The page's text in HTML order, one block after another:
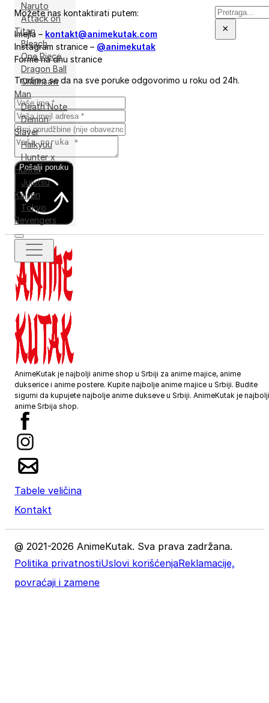
Naruto
Attack on
Titan
Bleach
One Piece
Dragon Ball
Chainsaw
Man
Death Note
Demon
Slayer
Haikyuu
Hunter x
Hunter
Jujutsu
Kaisen
Tokyo
Revengers
Pretraga
×
Možete nas kontaktirati putem:
Imejla – kontakt@animekutak.com
Instagram stranice – @animekutak
Forme na dnu stranice
Trudimo se da na sve poruke odgovorimo u roku od 24h.
Pošalji poruku
AnimeKutak je najbolji anime shop u Srbiji za anime majice, anime
dukserice i anime postere. Kupite najbolje anime majice u Srbiji. Budite
sigurni da kupujete najbolje anime dukseve u Srbiji. AnimeKutak je najbolji
anime Srbija shop.
Tabele veličina
Kontakt
@ 2021-2026 AnimeKutak. Sva prava zadržana.
Politika privatnostiUslovi korišćenjaReklamacije,
povraćaji i zamene